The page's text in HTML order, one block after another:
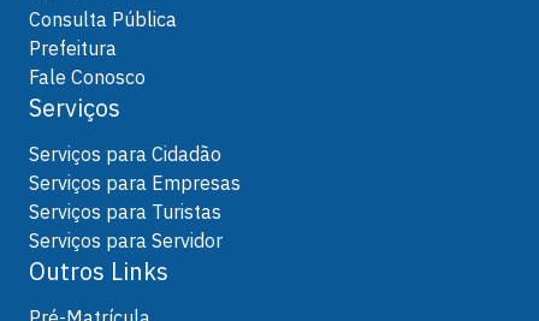
Consulta Pública
Prefeitura
Fale Conosco
Serviços
Serviços para Cidadão
Serviços para Empresas
Serviços para Turistas
Serviços para Servidor
Outros Links